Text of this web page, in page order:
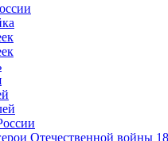
Отечественной войны